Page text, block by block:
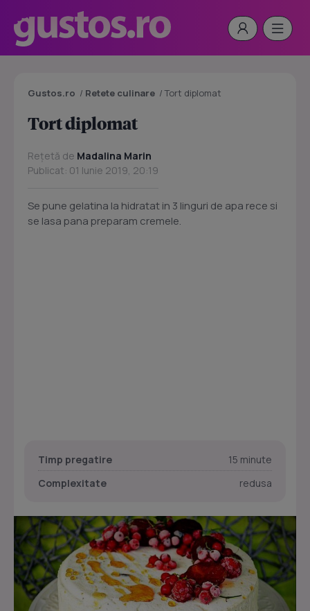
Gustos.ro / Retete culinare /Tort diplomat
Tort diplomat
Rețetă de Madalina Marin
Publicat: 01 Iunie 2019, 20:19
Se pune gelatina la hidratat in 3 linguri de apa rece si
se lasa pana preparam cremele.
Timp pregatire
15 minute
Complexitate
redusa